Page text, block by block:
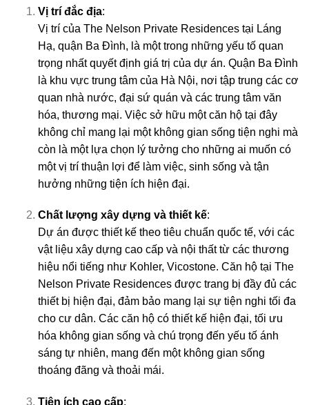
Vị trí đắc địa:
Vị trí của The Nelson Private Residences tại Láng
Hạ, quận Ba Đình, là một trong những yếu tố quan
trọng nhất quyết định giá trị của dự án. Quận Ba Đình
là khu vực trung tâm của Hà Nội, nơi tập trung các cơ
quan nhà nước, đại sứ quán và các trung tâm văn
hóa, thương mại. Việc sở hữu một căn hộ tại đây
không chỉ mang lại một không gian sống tiện nghi mà
còn là một lựa chọn lý tưởng cho những ai muốn có
một vị trí thuận lợi để làm việc, sinh sống và tận
hưởng những tiện ích hiện đại.
Chất lượng xây dựng và thiết kế:
Dự án được thiết kế theo tiêu chuẩn quốc tế, với các
vật liệu xây dựng cao cấp và nội thất từ các thương
hiệu nổi tiếng như Kohler, Vicostone. Căn hộ tại The
Nelson Private Residences được trang bị đầy đủ các
thiết bị hiện đại, đảm bảo mang lại sự tiện nghi tối đa
cho cư dân. Các căn hộ có thiết kế hiện đại, tối ưu
hóa không gian sống và chú trọng đến yếu tố ánh
sáng tự nhiên, mang đến một không gian sống
thoáng đãng và thoải mái.
Tiện ích cao cấp: